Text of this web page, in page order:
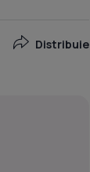
Distribuie